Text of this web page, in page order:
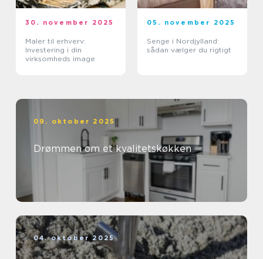
30. november 2025
Maler til erhverv:
Investering i din
virksomheds image
05. november 2025
Senge i Nordjylland:
sådan vælger du rigtigt
09. oktober 2025
Drømmen om et kvalitetskøkken
04. oktober 2025